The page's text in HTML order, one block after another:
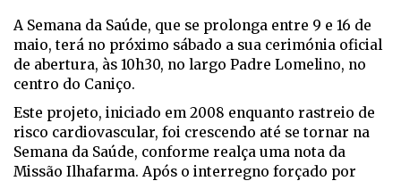
A Semana da Saúde, que se prolonga entre 9 e 16 de
maio, terá no próximo sábado a sua cerimónia oficial
de abertura, às 10h30, no largo Padre Lomelino, no
centro do Caniço.
Este projeto, iniciado em 2008 enquanto rastreio de
risco cardiovascular, foi crescendo até se tornar na
Semana da Saúde, conforme realça uma nota da
Missão Ilhafarma. Após o interregno forçado por